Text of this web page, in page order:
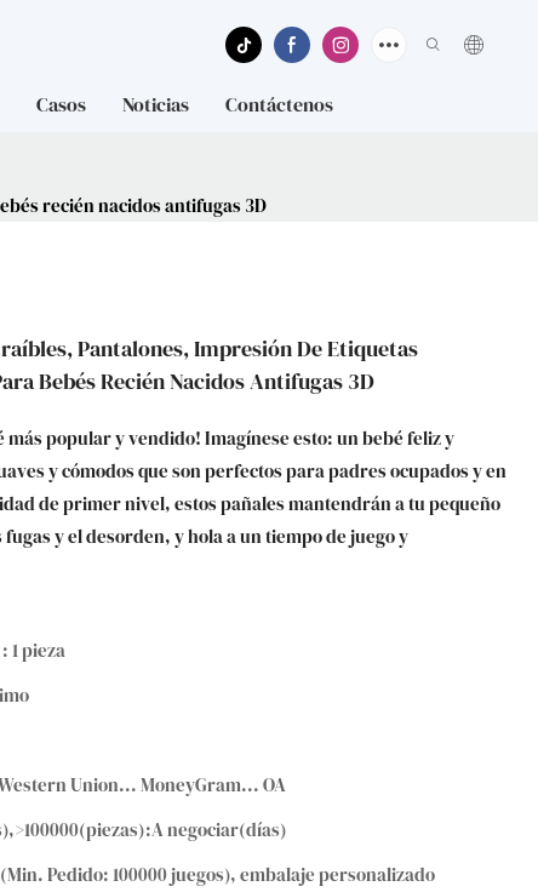
Casos Noticias Contáctenos
recién nacidos antifugas 3D
Pantalones, Impresión De Etiquetas
Bebés Recién Nacidos Antifugas 3D
más popular y vendido! Imagínese esto: un bebé feliz y
y cómodos que son perfectos para padres ocupados y en
de primer nivel, estos pañales mantendrán a tu pequeño
y el desorden, y hola a un tiempo de juego y
1 pieza
Union... MoneyGram... OA
negociar(días)
Pedido: 100000 juegos), embalaje personalizado